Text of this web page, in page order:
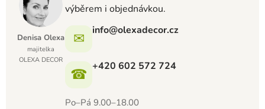
Denisa Olexa
majitelka
OLEXA DECOR
výběrem i objednávkou.
✉ info@olexadecor.cz
☎ +420 602 572 724
Po–Pá 9.00–18.00